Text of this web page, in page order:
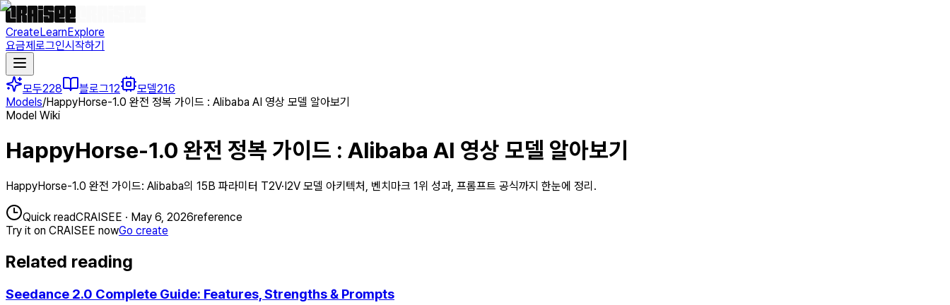
CreateLearnExplore
요금제로그인시작하기
모두228 블로그12 모델216
Models/HappyHorse-1.0 완전 정복 가이드 : Alibaba AI 영상 모델 알아보기
Model Wiki
HappyHorse-1.0 완전 정복 가이드 : Alibaba AI 영상 모델 알아보기
HappyHorse-1.0 완전 가이드: Alibaba의 15B 파라미터 T2V·I2V 모델 아키텍처, 벤치마크 1위 성과, 프롬프트 공식까지 한눈에 정리.
Quick readCRAISEE · May 6, 2026reference
Try it on CRAISEE nowGo create
Related reading
Seedance 2.0 Complete Guide: Features, Strengths & Prompts